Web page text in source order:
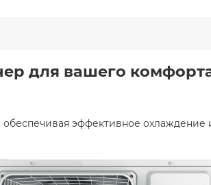
для вашего
эффективное охлаждение